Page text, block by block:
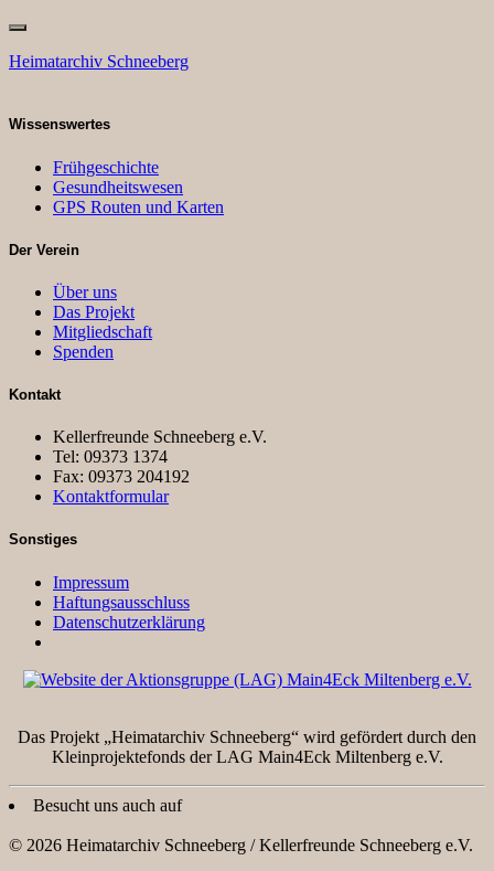
Heimatarchiv Schneeberg
Wissenswertes
Frühgeschichte
Gesundheitswesen
GPS Routen und Karten
Der Verein
Über uns
Das Projekt
Mitgliedschaft
Spenden
Kontakt
Kellerfreunde Schneeberg e.V.
Tel: 09373 1374
Fax: 09373 204192
Kontaktformular
Sonstiges
Impressum
Haftungsausschluss
Datenschutzerklärung
Das Projekt „Heimatarchiv Schneeberg“ wird gefördert durch den
Kleinprojektefonds der LAG Main4Eck Miltenberg e.V.
Besucht uns auch auf
© 2026 Heimatarchiv Schneeberg / Kellerfreunde Schneeberg e.V.